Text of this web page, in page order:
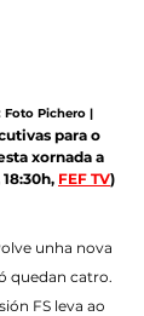
Foto Pichero |
para o
xornada a
FEF TV)
unha nova
quedan catro.
FS leva ao